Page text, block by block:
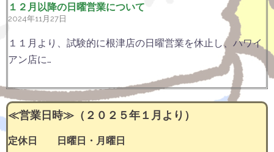
１２月以降の日曜営業について
2024年11月27日
１１月より、試験的に根津店の日曜営業を休止し、ハワイ
アン店に…
≪営業日時≫（２０２５年１月より）
定休日 日曜日・月曜日